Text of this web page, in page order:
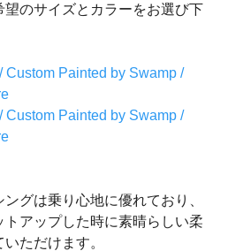
のサイズとカラーをお選び下
グは乗り心地に優れており、
アップした時に素晴らしい柔
ただけます。